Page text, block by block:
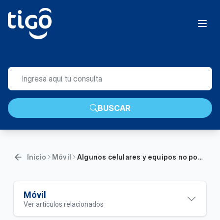
BUSCAR
Inicio Móvil Algunos celulares y equipos no podrán acceder a internet desde septiembre 30 | Móvil
Móvil
Ver artículos relacionados